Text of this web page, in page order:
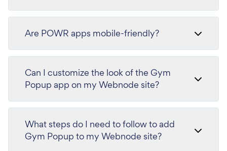
Are POWR apps mobile-friendly?
Can I customize the look of the Gym
Popup app on my Webnode site?
What steps do I need to follow to add
Gym Popup to my Webnode site?